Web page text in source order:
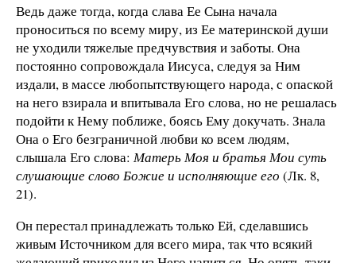
Ведь даже тогда, когда слава Ее Сына начала
проноситься по всему миру, из Ее материнской души
не уходили тяжелые предчувствия и заботы. Она
постоянно сопровождала Иисуса, следуя за Ним
издали, в массе любопытствующего народа, с опаской
на него взирала и впитывала Его слова, но не решалась
подойти к Нему поближе, боясь Ему докучать. Знала
Она о Его безграничной любви ко всем людям,
слышала Его слова: Матерь Моя и братья Мои суть
слушающие слово Божие и исполняющие его (Лк. 8,
21).
Он перестал принадлежать только Ей, сделавшись
живым Источником для всего мира, так что всякий